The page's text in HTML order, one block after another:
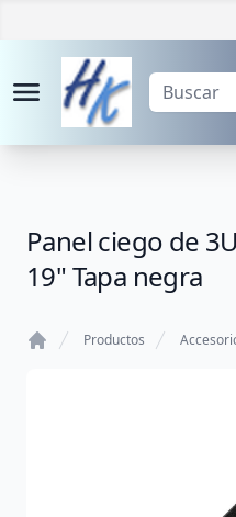
Panel ciego de
19" Tapa negra
Productos